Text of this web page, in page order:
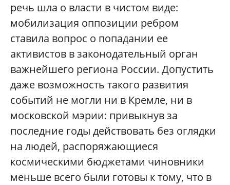
речь шла о власти в чистом виде:
мобилизация оппозиции ребром
ставила вопрос о попадании ее
активистов в законодательный орган
важнейшего региона России. Допустить
даже возможность такого развития
событий не могли ни в Кремле, ни в
московской мэрии: привыкнув за
последние годы действовать без оглядки
на людей, распоряжающиеся
космическими бюджетами чиновники
меньше всего были готовы к тому, что в